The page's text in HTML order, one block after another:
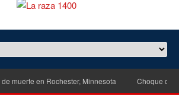
en Rochester, Minnesota Choque de